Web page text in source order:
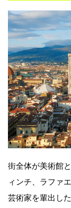
街全体が美術館
ィンチ、ラファ
芸術家を輩出し